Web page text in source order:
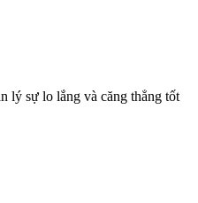
lý sự lo lắng và căng thẳng tốt